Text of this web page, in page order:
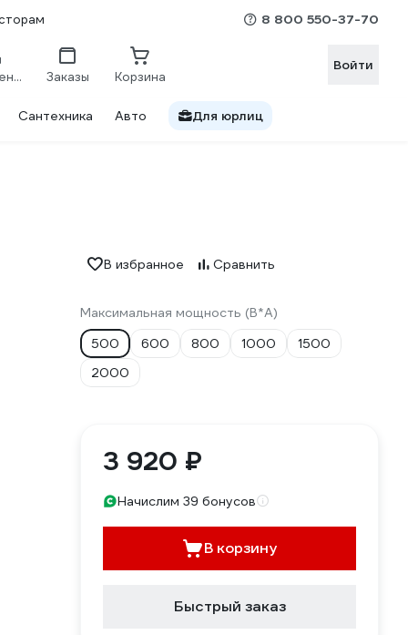
8 800 550-37-70
Сравнение Заказы Корзина
Войти
Сантехника Авто Для юрлиц
В избранное Сравнить
Максимальная мощность (В*А)
500
600 800 1000
1500
2000
3 920 ₽
Начислим 39 бонусов
В корзину
Быстрый заказ